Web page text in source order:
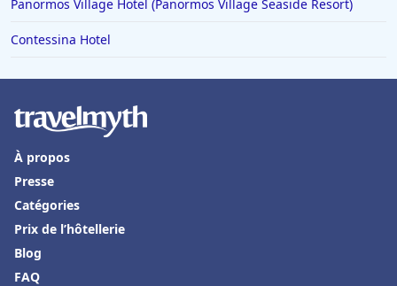
Panormos Village Hotel (Panormos Village Seaside Resort)
Contessina Hotel
À propos
Presse
Catégories
Prix de l’hôtellerie
Blog
FAQ